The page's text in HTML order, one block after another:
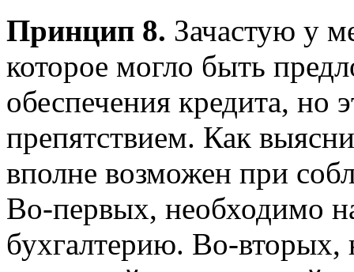
Принцип 8. Зачастую у
которое могло быть
обеспечения кредита, но
препятствием. Как
вполне возможен при
Во-первых, необходимо
бухгалтерию. Во-вторых,